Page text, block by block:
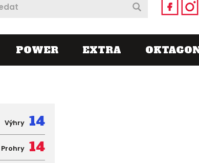
POWER EXTRA
Výhry 14
Prohry 14